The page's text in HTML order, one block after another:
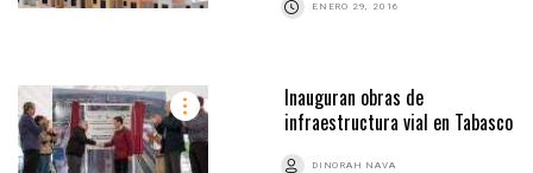
ENERO 29, 2016
Inauguran obras de
infraestructura vial en Tabasco
DINORAH NAVA